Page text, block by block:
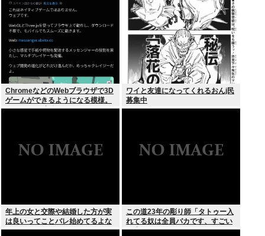
ChromeなどのWebブラウザで3D
ゲームができるようになる模様。
Windowsは完全不要に
ワイと友達になってくれるおんj民
募集中
年上の女と交際や結婚した方が実
は良いってことバレ始めてるよな
この道23年の彫り師「タトゥー入
れてる奴は全員バカです、すごい
民度低い」